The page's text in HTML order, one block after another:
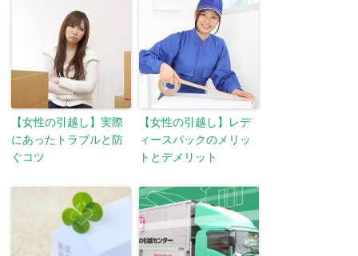
【女性の引越し】実際
にあったトラブルと防
ぐコツ
【女性の引越し】レデ
ィースパックのメリッ
トとデメリット